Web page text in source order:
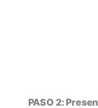
PASO 2: